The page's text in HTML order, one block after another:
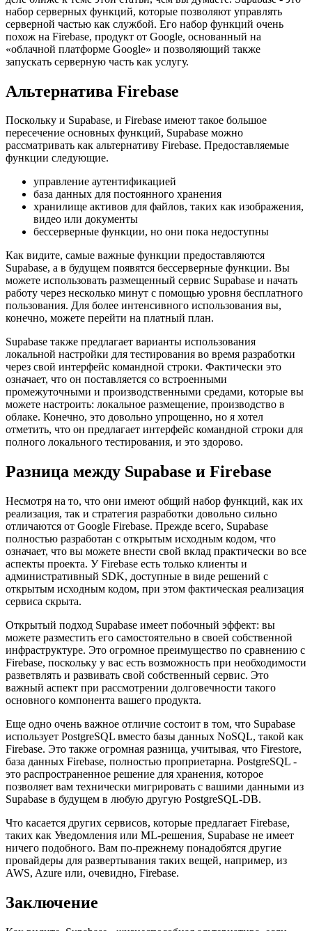
Если вы думаете, что неправильно прочитали заголовок и что
я допустил опечатку, но имел в виду «Firebase», вы на самом
деле ближе к теме этой статьи, чем вы думаете. Supabase - это
набор серверных функций, которые позволяют управлять
серверной частью как службой. Его набор функций очень
похож на Firebase, продукт от Google, основанный на
«облачной платформе Google» и позволяющий также
запускать серверную часть как услугу.
Альтернатива Firebase
Поскольку и Supabase, и Firebase имеют такое большое
пересечение основных функций, Supabase можно
рассматривать как альтернативу Firebase. Предоставляемые
функции следующие.
управление аутентификацией
база данных для постоянного хранения
хранилище активов для файлов, таких как изображения,
видео или документы
бессерверные функции, но они пока недоступны
Как видите, самые важные функции предоставляются
Supabase, а в будущем появятся бессерверные функции. Вы
можете использовать размещенный сервис Supabase и начать
работу через несколько минут с помощью уровня бесплатного
пользования. Для более интенсивного использования вы,
конечно, можете перейти на платный план.
Supabase также предлагает варианты использования
локальной настройки для тестирования во время разработки
через свой интерфейс командной строки. Фактически это
означает, что он поставляется со встроенными
промежуточными и производственными средами, которые вы
можете настроить: локальное размещение, производство в
облаке. Конечно, это довольно упрощенно, но я хотел
отметить, что он предлагает интерфейс командной строки для
полного локального тестирования, и это здорово.
Разница между Supabase и Firebase
Несмотря на то, что они имеют общий набор функций, как их
реализация, так и стратегия разработки довольно сильно
отличаются от Google Firebase. Прежде всего, Supabase
полностью разработан с открытым исходным кодом, что
означает, что вы можете внести свой вклад практически во все
аспекты проекта. У Firebase есть только клиенты и
административный SDK, доступные в виде решений с
открытым исходным кодом, при этом фактическая реализация
сервиса скрыта.
Открытый подход Supabase имеет побочный эффект: вы
можете разместить его самостоятельно в своей собственной
инфраструктуре. Это огромное преимущество по сравнению с
Firebase, поскольку у вас есть возможность при необходимости
разветвлять и развивать свой собственный сервис. Это
важный аспект при рассмотрении долговечности такого
основного компонента вашего продукта.
Еще одно очень важное отличие состоит в том, что Supabase
использует PostgreSQL вместо базы данных NoSQL, такой как
Firebase. Это также огромная разница, учитывая, что Firestore,
база данных Firebase, полностью проприетарна. PostgreSQL -
это распространенное решение для хранения, которое
позволяет вам технически мигрировать с вашими данными из
Supabase в будущем в любую другую PostgreSQL-DB.
Что касается других сервисов, которые предлагает Firebase,
таких как Уведомления или ML-решения, Supabase не имеет
ничего подобного. Вам по-прежнему понадобятся другие
AWS, Azure или, очевидно, Firebase.